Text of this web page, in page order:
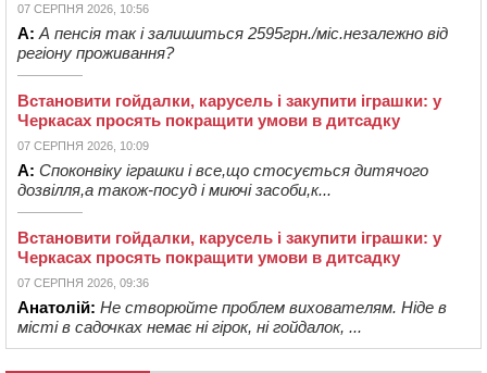
07 СЕРПНЯ 2026, 10:56
А: А пенсія так і залишиться 2595грн./міс.незалежно від
регіону проживання?
Встановити гойдалки, карусель і закупити іграшки: у
Черкасах просять покращити умови в дитсадку
07 СЕРПНЯ 2026, 10:09
А: Споконвіку іграшки і все,що стосується дитячого
дозвілля,а також-посуд і миючі засоби,к...
Встановити гойдалки, карусель і закупити іграшки: у
Черкасах просять покращити умови в дитсадку
07 СЕРПНЯ 2026, 09:36
Анатолій: Не створюйте проблем вихователям. Ніде в
місті в садочках немає ні гірок, ні гойдалок, ...